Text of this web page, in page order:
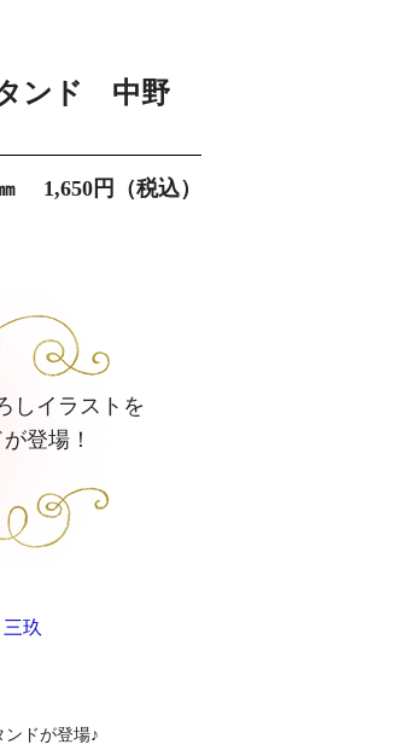
タンド 中野
1,650円（税込）
しイラストを
登場！
玖
ドが登場♪